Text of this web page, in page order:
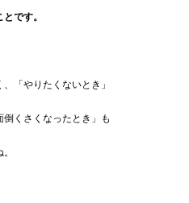
です。
「やりたくないとき」
倒くさくなったとき」も